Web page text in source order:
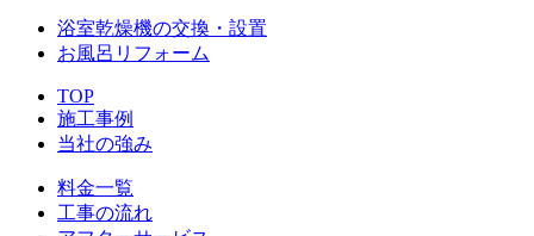
浴室乾燥機の交換・設置
お風呂リフォーム
TOP
施工事例
当社の強み
料金一覧
工事の流れ